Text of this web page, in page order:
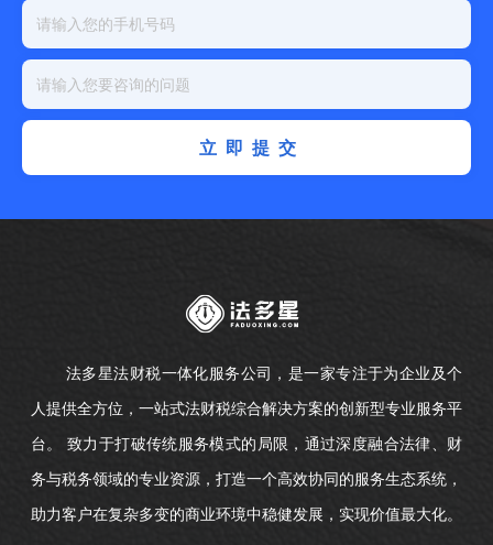
立即提交
法多星法财税一体化服务公司，是一家专注于为企业及个
人提供全方位，一站式法财税综合解决方案的创新型专业服务平
台。 致力于打破传统服务模式的局限，通过深度融合法律、财
务与税务领域的专业资源，打造一个高效协同的服务生态系统，
助力客户在复杂多变的商业环境中稳健发展，实现价值最大化。